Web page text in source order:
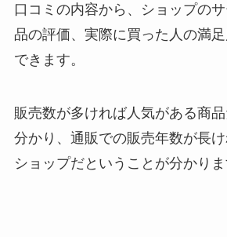
口コミの内容から、ショップの
品の評価、実際に買った人の満
できます。
販売数が多ければ人気がある商
分かり、通販での販売年数が長
ショップだということが分かりま